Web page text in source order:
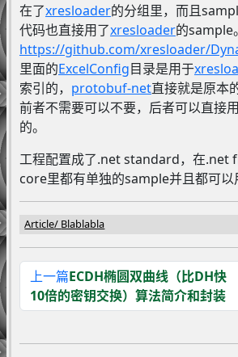
在了xresloader的分组里，而且
代码也直接用了xresloader的sample
https://github.com/xresloader/
里面的ExcelConfig目录是用于
索引的， protobuf-net直接就是原本
前者不需要可以不要，后者可以直接
的。
工程配置成了.net standard，在
core里都有单独的sample并且都可以
Article Blablabla
上一篇ECDH椭圆双曲线（比DH快
10倍的密钥交换）算法简介和封装